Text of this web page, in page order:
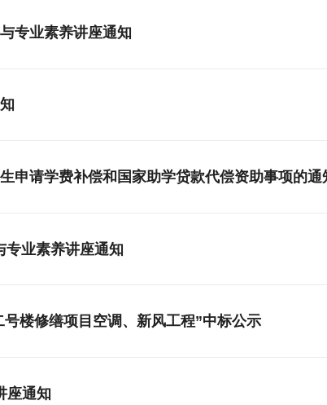
专业素养讲座通知
申请学费补偿和国家助学贷款代偿资助事项的通
专业素养讲座通知
楼修缮项目空调、新风工程”中标公示
座通知